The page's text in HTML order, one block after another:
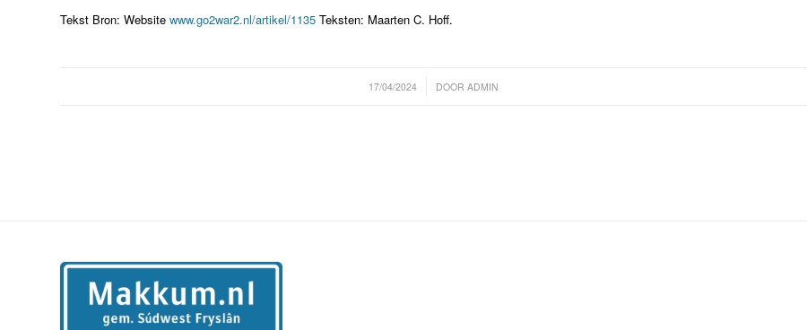
Tekst Bron: Website www.go2war2.nl/artikel/1135 Teksten: Maarten C. Hoff.
17/04/2024
/ DOORADMIN